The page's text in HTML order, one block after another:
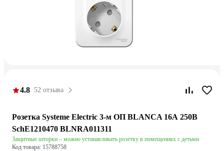
4.8 52 отзыва
Розетка Systeme Electric 3-м ОП BLANCA 16А 250В
SchE1210470 BLNRA011311
Защитные шторки – можно устанавливать розетку в помещениях с детьми
Код товара: 15788758